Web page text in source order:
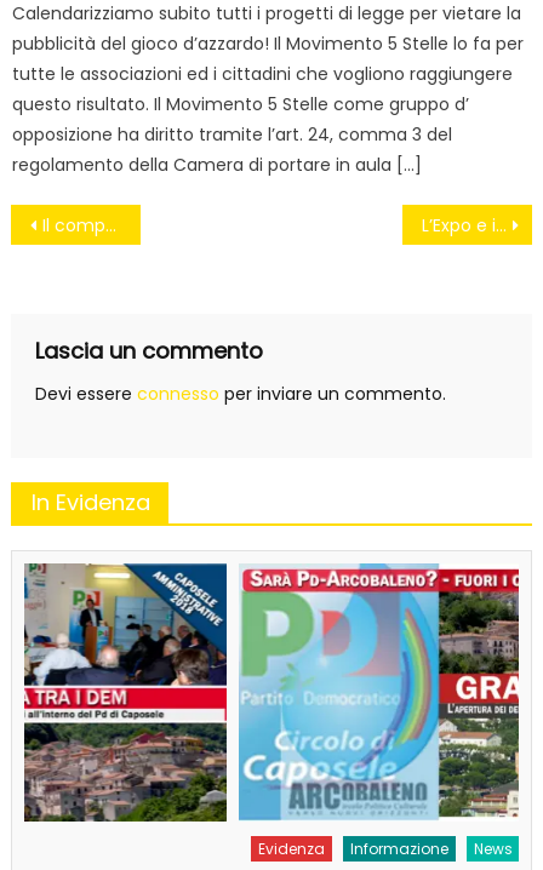
Calendarizziamo subito tutti i progetti di legge per vietare la
pubblicità del gioco d’azzardo! Il Movimento 5 Stelle lo fa per
tutte le associazioni ed i cittadini che vogliono raggiungere
questo risultato. Il Movimento 5 Stelle come gruppo d’
opposizione ha diritto tramite l’art. 24, comma 3 del
regolamento della Camera di portare in aula […]
Navigazione
Il compagno Q L’Expo e il gioco dei quattro cantoni
Lascia un commento
Devi essere connesso per inviare un commento.
In Evidenza
News